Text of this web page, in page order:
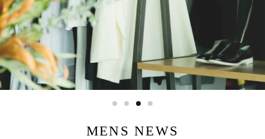
MENS NEWS